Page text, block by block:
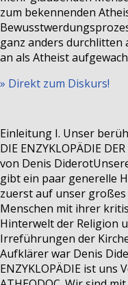
zum bekennenden
ganz anders durchlitten
an als Atheist
» Direkt zum Diskurs!
Einleitung I. Unser
DIE ENZYKLOPÄDIE
von Denis Diderot
gibt ein paar generelle
zuerst auf unser
Menschen mit ihrer
Hinterwelt der Religion
Irreführungen der
Aufklärer war Denis
ENZYKLOPÄDIE ist